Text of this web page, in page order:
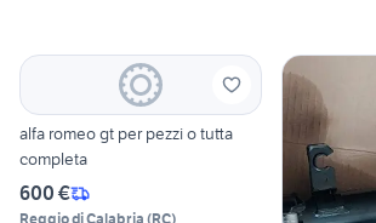
alfa romeo gt per pezzi o tutta
completa
600 €
Reggio di Calabria (RC)